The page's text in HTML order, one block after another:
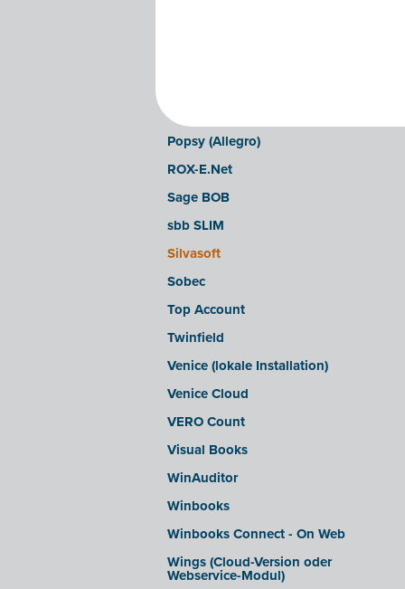
OfficeM (IntraDev)
Popsy (Allegro)
ROX-E.Net
Sage BOB
sbb SLIM
Silvasoft
Sobec
Top Account
Twinfield
Venice (lokale Installation)
Venice Cloud
VERO Count
Visual Books
WinAuditor
Winbooks
Winbooks Connect - On Web
Wings (Cloud-Version oder
Webservice-Modul)